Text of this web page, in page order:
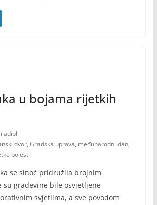
u bojama rijetkih
dvor, Gradska uprava, međunarodni dan,
bolesti
se sinoć pridružila brojnim
su građevine bile osvjetljene
svjetlima, a sve povodom